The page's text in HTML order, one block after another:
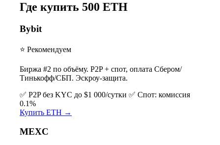
Где купить 500 ETH
Bybit
⭐ Рекомендуем
Биржа #2 по объёму. P2P + спот, оплата Сбером/
Тинькофф/СБП. Эскроу-защита.
✅ P2P без KYC до $1 000/сутки ✅ Спот: комиссия
0.1%
Купить ETH →
MEXC